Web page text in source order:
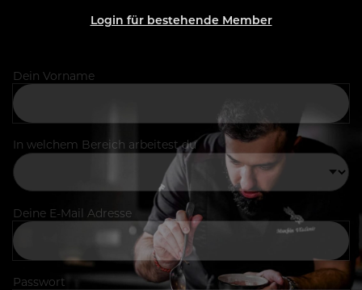
Login für bestehende Member
Dein Vorname
In welchem Bereich arbeitest du
Deine E-Mail Adresse
Passwort